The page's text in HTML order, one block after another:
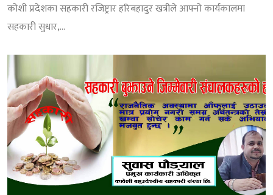
कोशी प्रदेशका सहकारी रजिष्ट्रार हरिबहादुर खत्रीले आफ्नो कार्यकालमा
सहकारी सुधार,...